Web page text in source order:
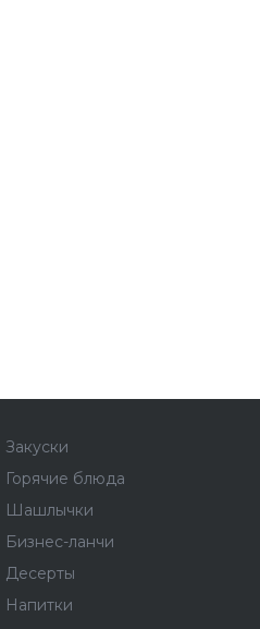
Закуски
Горячие блюда
Шашлычки
Бизнес-ланчи
Десерты
Напитки